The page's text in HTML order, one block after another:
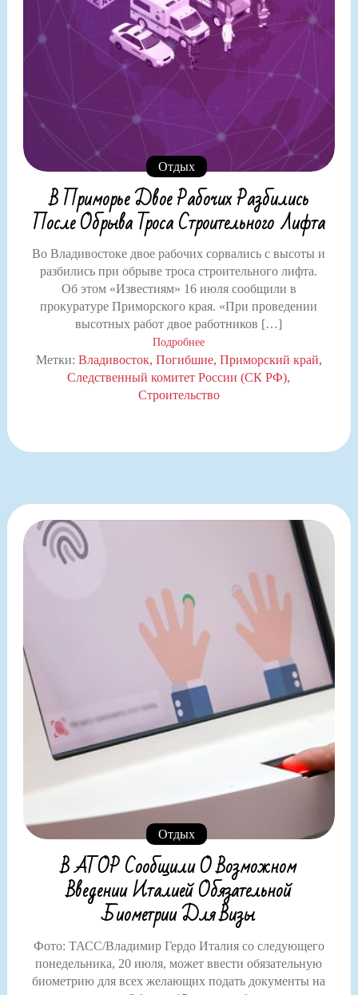
Отдых
В Приморье Двое Рабочих Разбились
После Обрыва Троса Строительного Лифта
Во Владивостоке двое рабочих сорвались с высоты и
разбились при обрыве троса строительного лифта.
Об этом «Известиям» 16 июля сообщили в
прокуратуре Приморского края. «При проведении
высотных работ двое работников […]
Подробнее
Метки: Владивосток Погибшие Приморский край
Следственный комитет России (СК РФ)
Строительство
Отдых
В АТОР Сообщили О Возможном
Введении Италией Обязательной
Биометрии Для Визы
Фото: ТАСС/Владимир Гердо Италия со следующего
понедельника, 20 июля, может ввести обязательную
биометрию для всех желающих подать документы на